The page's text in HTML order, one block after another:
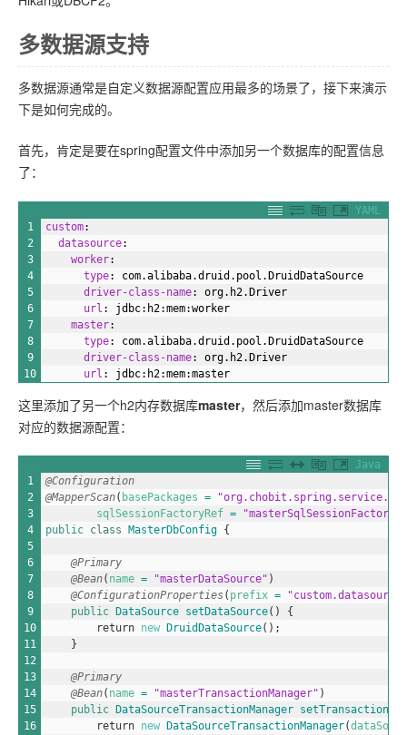
多数据源支持
多数据源通常是自定义数据源配置应用最多的场景了，接下来演示
下是如何完成的。
首先，肯定是要在spring配置文件中添加另一个数据库的配置信息
了：
YAML
1
2
3
4
5
6
7
8
9
10
custom:
datasource:
worker:
type: com.alibaba.druid.pool.DruidDataSource
driver-class-name: org.h2.Driver
url : jdbc:h2:mem:worker
master:
type: com.alibaba.druid.pool.DruidDataSource
driver-class-name: org.h2.Driver
url : jdbc:h2:mem:master
这里添加了另一个h2内存数据库master，然后添加master数据库
对应的数据源配置：
Java
1
2
3
4
5
6
7
8
9
10
11
12
13
14
15
16
@Configuration
@MapperScan( basePackages =
sqlSessionFactoryRef = "masterSqlSessionFactory"
public class MasterDbConfig {
@Primary
@Bean( name = "masterDataSource" )
@ConfigurationProperties( prefix =
public
DataSource setDataSource( )
{
return new DruidDataSource( ) ;
}
@Primary
@Bean( name = "masterTransactionManager" )
public
DataSourceTransactionManager
return new DataSourceTransactionManager(